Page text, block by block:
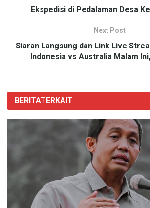
Ekspedisi di Pedalaman Desa
Next Post
Siaran Langsung dan Link Live
Indonesia vs Australia Malam
BERITATERKAIT